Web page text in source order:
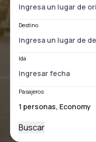
Destino
Ida
Pasajeros
Buscar